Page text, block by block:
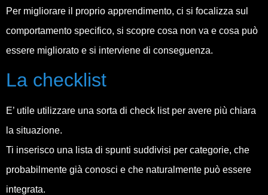
Per migliorare il proprio apprendimento, ci si focalizza sul
comportamento specifico, si scopre cosa non va e cosa può
essere migliorato e si interviene di conseguenza.
La checklist
E’ utile utilizzare una sorta di check list per avere più chiara
la situazione.
Ti inserisco una lista di spunti suddivisi per categorie, che
probabilmente già conosci e che naturalmente può essere
integrata.